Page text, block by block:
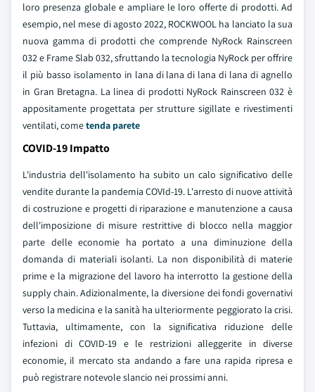
loro presenza globale e ampliare le loro offerte di prodotti. Ad
esempio, nel mese di agosto 2022, ROCKWOOL ha lanciato la sua
nuova gamma di prodotti che comprende NyRock Rainscreen
032 e Frame Slab 032, sfruttando la tecnologia NyRock per offrire
il più basso isolamento in lana di lana di lana di lana di agnello
in Gran Bretagna. La linea di prodotti NyRock Rainscreen 032 è
appositamente progettata per strutture sigillate e rivestimenti
ventilati, cometenda parete
COVID-19 Impatto
L'industria dell'isolamento ha subito un calo significativo delle
vendite durante la pandemia COVId-19. L'arresto di nuove attività
di costruzione e progetti di riparazione e manutenzione a causa
dell'imposizione di misure restrittive di blocco nella maggior
parte delle economie ha portato a una diminuzione della
domanda di materiali isolanti. La non disponibilità di materie
prime e la migrazione del lavoro ha interrotto la gestione della
supply chain. Adizionalmente, la diversione dei fondi governativi
verso la medicina e la sanità ha ulteriormente peggiorato la crisi.
Tuttavia, ultimamente, con la significativa riduzione delle
infezioni di COVID-19 e le restrizioni alleggerite in diverse
economie, il mercato sta andando a fare una rapida ripresa e
può registrare notevole slancio nei prossimi anni.